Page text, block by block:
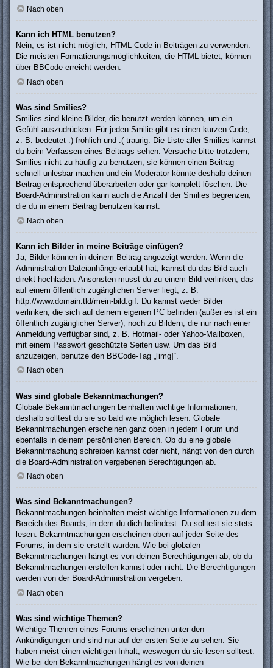
Nach oben
Kann ich HTML benutzen?
Nein, es ist nicht möglich, HTML-Code in Beiträgen zu verwenden.
Die meisten Formatierungsmöglichkeiten, die HTML bietet, können
über BBCode erreicht werden.
Nach oben
Was sind Smilies?
Smilies sind kleine Bilder, die benutzt werden können, um ein
Gefühl auszudrücken. Für jeden Smilie gibt es einen kurzen Code,
z. B. bedeutet :) fröhlich und :( traurig. Die Liste aller Smilies kannst
du beim Verfassen eines Beitrags sehen. Versuche bitte trotzdem,
Smilies nicht zu häufig zu benutzen, sie können einen Beitrag
schnell unlesbar machen und ein Moderator könnte deshalb deinen
Beitrag entsprechend überarbeiten oder gar komplett löschen. Die
Board-Administration kann auch die Anzahl der Smilies begrenzen,
die du in einem Beitrag benutzen kannst.
Nach oben
Kann ich Bilder in meine Beiträge einfügen?
Ja, Bilder können in deinem Beitrag angezeigt werden. Wenn die
Administration Dateianhänge erlaubt hat, kannst du das Bild auch
direkt hochladen. Ansonsten musst du zu einem Bild verlinken, das
auf einem öffentlich zugänglichen Server liegt, z. B.
http://www.domain.tld/mein-bild.gif. Du kannst weder Bilder
verlinken, die sich auf deinem eigenen PC befinden (außer es ist ein
öffentlich zugänglicher Server), noch zu Bildern, die nur nach einer
Anmeldung verfügbar sind, z. B. Hotmail- oder Yahoo-Mailboxen,
mit einem Passwort geschützte Seiten usw. Um das Bild
anzuzeigen, benutze den BBCode-Tag „[img]“.
Nach oben
Was sind globale Bekanntmachungen?
Globale Bekanntmachungen beinhalten wichtige Informationen,
deshalb solltest du sie so bald wie möglich lesen. Globale
Bekanntmachungen erscheinen ganz oben in jedem Forum und
ebenfalls in deinem persönlichen Bereich. Ob du eine globale
Bekanntmachung schreiben kannst oder nicht, hängt von den durch
die Board-Administration vergebenen Berechtigungen ab.
Nach oben
Was sind Bekanntmachungen?
Bekanntmachungen beinhalten meist wichtige Informationen zu dem
Bereich des Boards, in dem du dich befindest. Du solltest sie stets
lesen. Bekanntmachungen erscheinen oben auf jeder Seite des
Forums, in dem sie erstellt wurden. Wie bei globalen
Bekanntmachungen hängt es von deinen Berechtigungen ab, ob du
Bekanntmachungen erstellen kannst oder nicht. Die Berechtigungen
werden von der Board-Administration vergeben.
Nach oben
Was sind wichtige Themen?
Wichtige Themen eines Forums erscheinen unter den
Ankündigungen und sind nur auf der ersten Seite zu sehen. Sie
haben meist einen wichtigen Inhalt, weswegen du sie lesen solltest.
Wie bei den Bekanntmachungen hängt es von deinen